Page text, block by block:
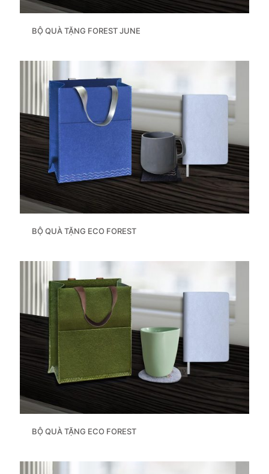
BỘ QUÀ TẶNG FOREST JUNE
BỘ QUÀ TẶNG ECO FOREST
BỘ QUÀ TẶNG ECO FOREST